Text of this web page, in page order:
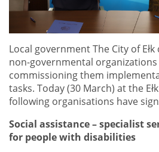
Local government The City of
non-governmental
commissioning them
tasks. Today (30 March) at the
following organisations have
Social assistance – specialist
for people with disabilities